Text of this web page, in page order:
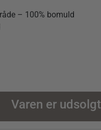
– 100% bomuld
Varen er udsolgt